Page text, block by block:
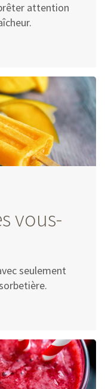
attention
vous-
seulement